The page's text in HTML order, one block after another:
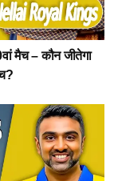
मैच – कौन जीतेगा